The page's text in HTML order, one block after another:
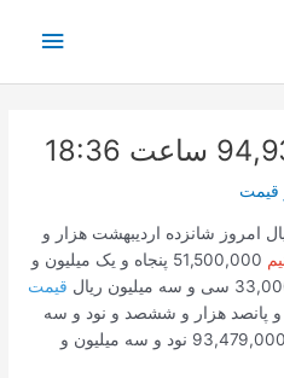
اصلی
قیمت
زنده سکه 94,930,693 ریال امروز شانزده اردیبهشت هزار و
51,500,000 پنجاه و یک میلیون و
میلیون ریال
قیمت
میلیون و پانصد هزار و ششصد و نود و سه
93,479,000 نود و سه میلیون و